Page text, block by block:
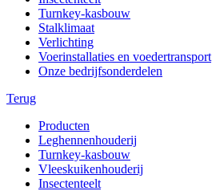
Turnkey-kasbouw
Stalklimaat
Verlichting
Voerinstallaties en voedertransport
Onze bedrijfsonderdelen
Terug
Producten
Leghennenhouderij
Turnkey-kasbouw
Vleeskuikenhouderij
Insectenteelt